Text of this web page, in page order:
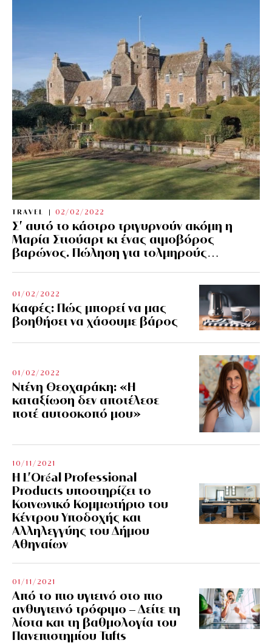
TRAVEL 02/02/2022
Σ’ αυτό το κάστρο τριγυρνούν ακόμη η
Μαρία Στιούαρτ κι ένας αιμοβόρος
βαρώνος. Πώληση για τολμηρούς…
01/02/2022
Kαφές: Πώς μπορεί να μας
βοηθήσει να χάσουμε βάρος
01/02/2022
Ντένη Θεοχαράκη: «Η
καταξίωση δεν αποτέλεσε
ποτέ αυτοσκοπό μου»
10/11/2021
Η L’Οréal Professional
Products υποστηρίζει το
Κοινωνικό Κομμωτήριο του
Κέντρου Υποδοχής και
Αλληλεγγύης του Δήμου
Αθηναίων
01/11/2021
Από το πιο υγιεινό στο πιο
ανθυγιεινό τρόφιμο – Δείτε τη
λίστα και τη βαθμολογία του
Πανεπιστημίου Tufts